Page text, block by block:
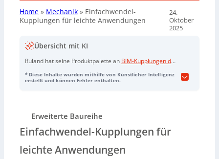
Home » Mechanik » Einfachwendel-
Kupplungen für leichte Anwendungen
24.
Oktober
2025
Übersicht mit KI
Ruland hat seine Produktpalette an BIM-Kupplungen der
für leichte Anwendungen mit geringen Belastungen und
Bohrungsgrößen von 3 mm bis 20 mm erhältlich. Sie
entsprechen internationalen Konstruktionsnormen dank
rein metrischer Außenabmessungen und sind RoHS 3
sowie REACH-konform. Mit dieser Erweiterung bietet
Ruland nun Kupplungen mit Außendurchmessern bis zu
* Diese Inhalte wurden mithilfe von Künstlicher Intelligenz
erstellt und können Fehler enthalten.
Erweiterte Baureihe
Einfachwendel-Kupplungen für
leichte Anwendungen